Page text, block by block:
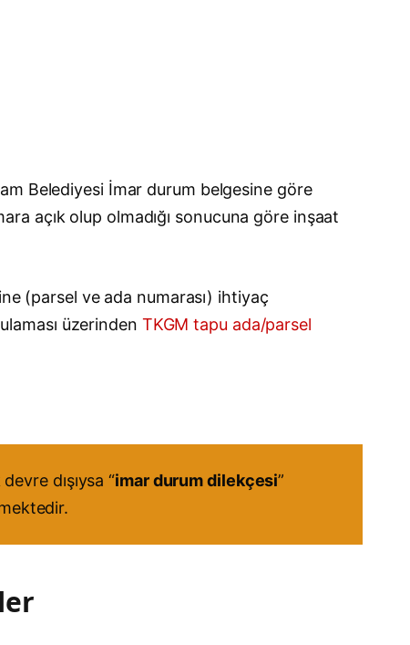
Belediyesi İmar durum belgesine göre
açık olup olmadığı sonucuna göre inşaat
(parsel ve ada numarası) ihtiyaç
üzerinden TKGM tapu ada/parsel
dışıysa “imar durum dilekçesi”